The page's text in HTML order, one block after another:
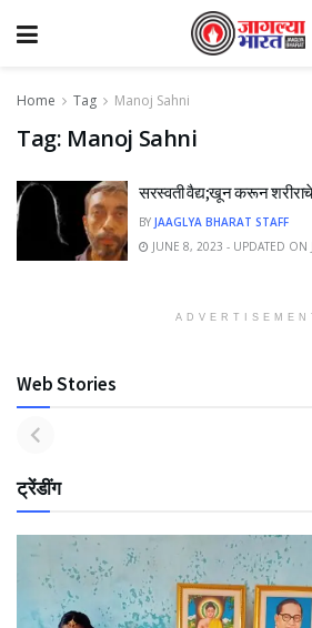
Home Tag Manoj Sahni
Tag: Manoj Sahni
सरस्वती वैद्य;खून करून
BY JAAGLYA BHARAT STAFF
JUNE 8, 2023 - UPDATED ON
Web Stories
ट्रेंडींग